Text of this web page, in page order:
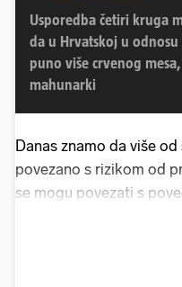
Usporedba četiri kruga
da u Hrvatskoj u
puno više crvenog
mahunarki
Danas znamo da više
povezano s rizikom od
se mogu povezati s